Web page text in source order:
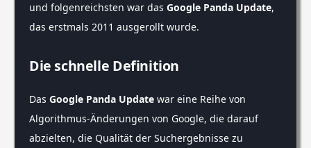
und folgenreichsten war das Google Panda Update,
das erstmals 2011 ausgerollt wurde.
Die schnelle Definition
Das Google Panda Update war eine Reihe von
Algorithmus-Änderungen von Google, die darauf
abzielten, die Qualität der Suchergebnisse zu